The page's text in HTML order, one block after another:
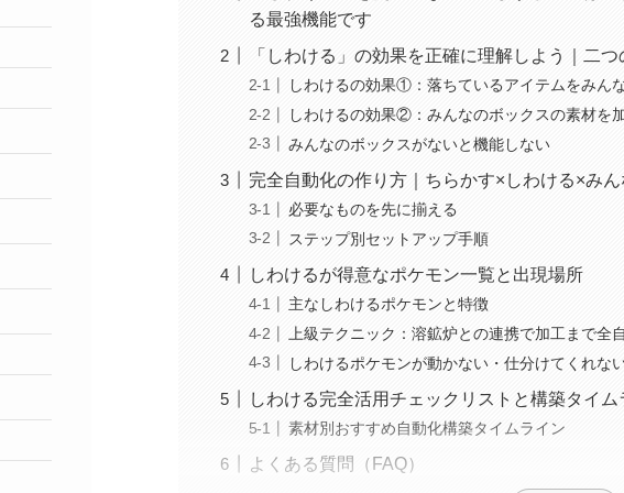
る最強機能です
「しわける」の効果を正確に理解しよう｜二
しわけるの効果①：落ちているアイテムをみん
しわけるの効果②：みんなのボックスの素材を
みんなのボックスがないと機能しない
完全自動化の作り方｜ちらかす×しわける×み
必要なものを先に揃える
ステップ別セットアップ手順
しわけるが得意なポケモン一覧と出現場所
主なしわけるポケモンと特徴
上級テクニック：溶鉱炉との連携で加工まで全
しわけるポケモンが動かない・仕分けてくれな
しわける完全活用チェックリストと構築タイム
素材別おすすめ自動化構築タイムライン
よくある質問（FAQ）